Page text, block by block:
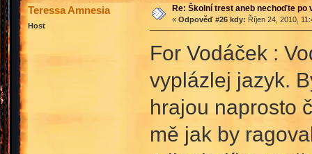
Teressa Amnesia
Host
Re: Školní trest aneb nechoďte po
« Odpověď #26 kdy: Říjen 24, 2010,
For Vodáček :
vyplázlej jazyk.
hrajou naprosto
mě jak by